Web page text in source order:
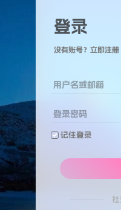
登录
没有账号？立即注册
用户名或邮箱
登录密码
记住登录